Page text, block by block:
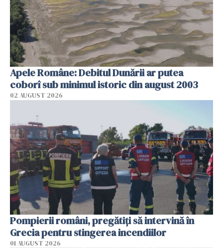
Apele Române: Debitul Dunării ar putea
coborî sub minimul istoric din august 2003
02 AUGUST 2026
Pompierii români, pregătiţi să intervină în
Grecia pentru stingerea incendiilor
01 AUGUST 2026